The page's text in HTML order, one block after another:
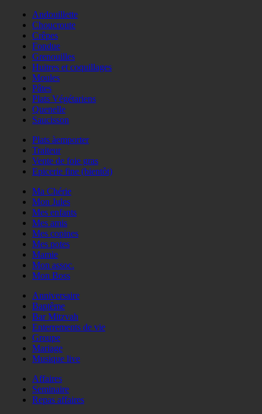
Andouillette
Choucroute
Crêpes
Fondue
Grenouilles
Huitres et coquillages
Moules
Pâtes
Plats Végétariens
Quenelle
Saucisson
Plats àemporter
Traiteur
Vente de foie gras
Epicerie fine (bientôt)
Ma Chérie
Mon Jules
Mes enfants
Mes amis
Mes copines
Mes potes
Mamie
Mon assoc.
Mon Boss
Anniversaire
Baptême
Bar Mitzvah
Enterrements de vie
Groupe
Mariage
Musique live
Affaires
Seminaire
Repas affaires